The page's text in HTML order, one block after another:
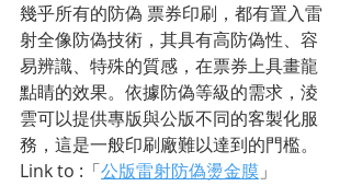
幾乎所有的防偽 票券印刷，都有置入雷
射全像防偽技術，其具有高防偽性、容
易辨識、特殊的質感，在票券上具畫龍
點睛的效果。依據防偽等級的需求，淩
雲可以提供專版與公版不同的客製化服
務，這是一般印刷廠難以達到的門檻。
Link to :「公版雷射防偽燙金膜 」